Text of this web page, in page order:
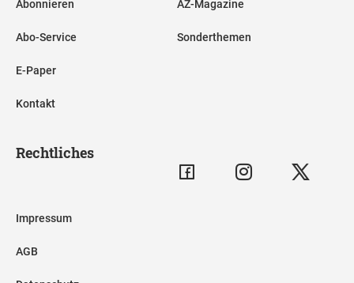
Abonnieren
Abo-Service
E-Paper
Kontakt
AZ-Magazine
Sonderthemen
Rechtliches
Impressum
AGB